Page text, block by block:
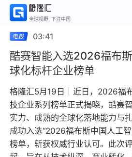
全球视野, 下注中国
03:41
酷赛智能入选2026福布
球化标杆企业榜单
格隆汇5月19日｜近日，2026福
技企业系列榜单正式揭晓，酷赛
实力、成熟的全球化落地能力与
成功入选“2026福布斯中国人工
榜单，斩获权威行业认可。此次